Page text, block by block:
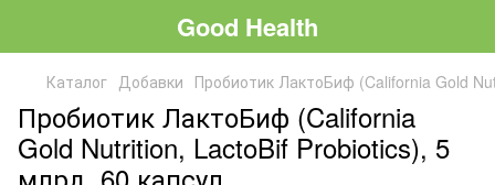
Good Health
Каталог Добавки Пробиотик ЛактоБиф (California Gold
Пробиотик ЛактоБиф (California
Gold Nutrition, LactoBif Probiotics), 5